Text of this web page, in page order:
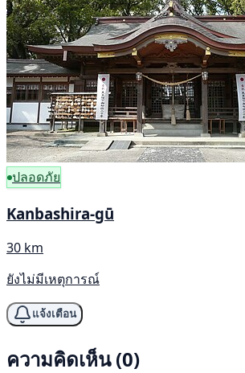
ปลอดภัย
Kanbashira-gū
30 km
ยังไม่มีเหตุการณ์
แจ้งเตือน
ความคิดเห็น (0)